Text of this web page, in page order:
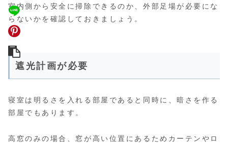
室内側から安全に掃除できるのか、外部足場が必要にな
らないかを確認しておきましょう。
遮光計画が必要
寝室は明るさを入れる部屋であると同時に、暗さを作る
部屋でもあります。
高窓のみの場合、窓が高い位置にあるためカーテンやロ